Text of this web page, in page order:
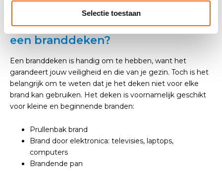
Selectie toestaan
Welke branden kan je blussen met
een branddeken?
Een branddeken is handig om te hebben, want het
garandeert jouw veiligheid en die van je gezin. Toch is het
belangrijk om te weten dat je het deken niet voor elke
brand kan gebruiken. Het deken is voornamelijk geschikt
voor kleine en beginnende branden:
Prullenbak brand
Brand door elektronica: televisies, laptops,
computers
Brandende pan